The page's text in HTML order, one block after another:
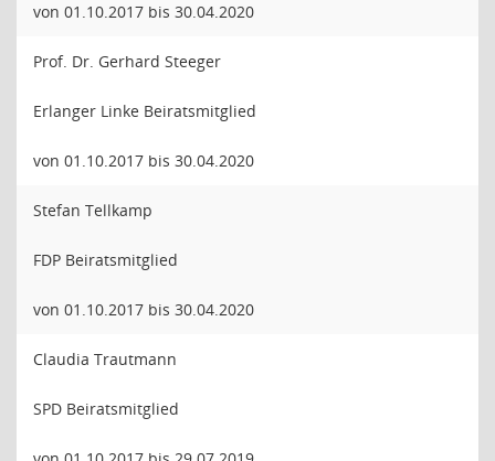
von 01.10.2017 bis 30.04.2020
Prof. Dr. Gerhard Steeger
Erlanger Linke Beiratsmitglied
von 01.10.2017 bis 30.04.2020
Stefan Tellkamp
FDP Beiratsmitglied
von 01.10.2017 bis 30.04.2020
Claudia Trautmann
SPD Beiratsmitglied